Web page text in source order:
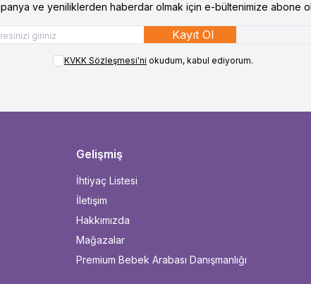
ve yeniliklerden haberdar olmak için e-bültenimize abone
Kayıt Ol
KVKK Sözleşmesi'ni okudum, kabul ediyorum.
Gelişmiş
İhtiyaç Listesi
İletişim
Hakkımızda
Mağazalar
Premium Bebek Arabası Danışmanlığı